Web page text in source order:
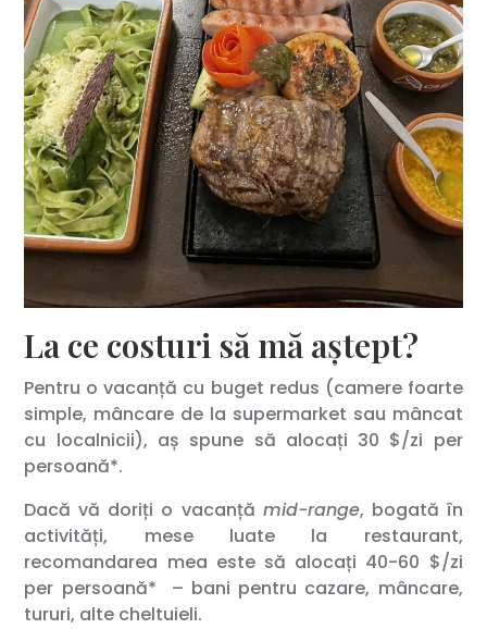
La ce costuri să mă aștept?
Pentru o vacanță cu buget redus (camere foarte
simple, mâncare de la supermarket sau mâncat
cu localnicii), aș spune să alocați 30 $/zi per
persoană*.
Dacă vă doriți o vacanță mid-range, bogată în
activități, mese luate la restaurant,
recomandarea mea este să alocați 40-60 $/zi
per persoană* – bani pentru cazare, mâncare,
tururi, alte cheltuieli.